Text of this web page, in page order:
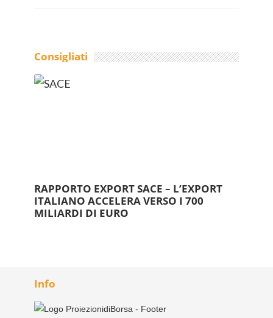
Consigliati
RAPPORTO EXPORT SACE – L’EXPORT
ITALIANO ACCELERA VERSO I 700
MILIARDI DI EURO
Info